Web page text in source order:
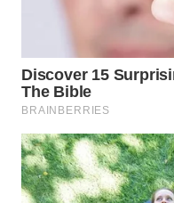
WN
WN
SUMEDANG
WN
CIANJUR